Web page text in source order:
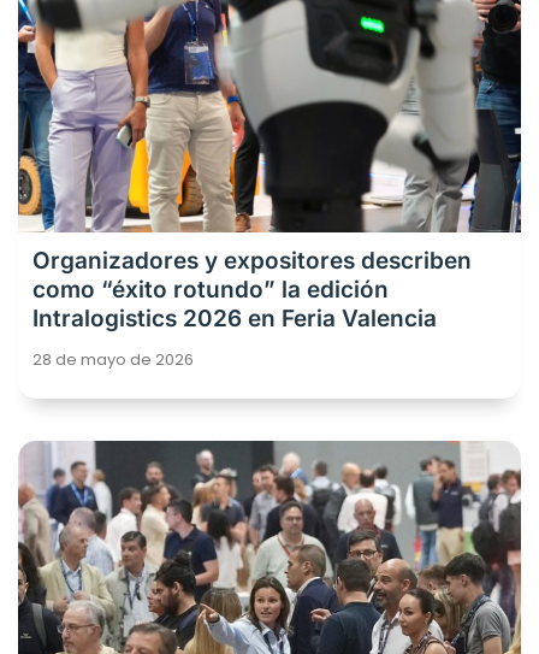
Organizadores y expositores describen
como “éxito rotundo” la edición
Intralogistics 2026 en Feria Valencia
28 de mayo de 2026